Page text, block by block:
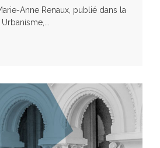
Anne Renaux, publié dans la